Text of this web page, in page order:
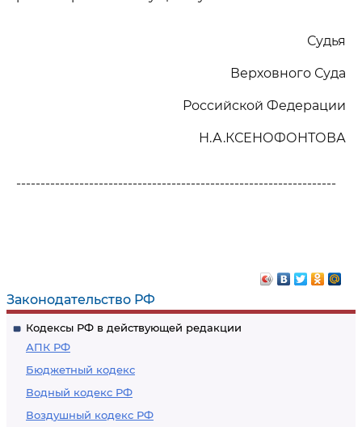
Законодательство РФ
Кодексы РФ в действующей редакции
АПК РФ
Бюджетный кодекс
Водный кодекс РФ
Воздушный кодекс РФ
Судья
Верховного Суда
Российской Федерации
Н.А.КСЕНОФОНТОВА
------------------------------------------------------------------